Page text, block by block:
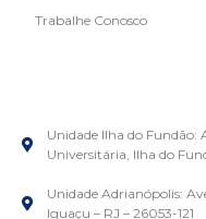
Trabalhe Conosco
Unidade Ilha do Fundão:
Universitária, Ilha do
Unidade Adrianópolis:
Iguaçu – RJ – 26053-121